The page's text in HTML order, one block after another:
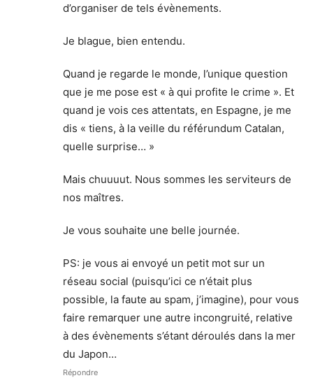
d’organiser de tels évènements.
Je blague, bien entendu.
Quand je regarde le monde, l’unique question
que je me pose est « à qui profite le crime ». Et
quand je vois ces attentats, en Espagne, je me
dis « tiens, à la veille du référundum Catalan,
quelle surprise… »
Mais chuuuut. Nous sommes les serviteurs de
nos maîtres.
Je vous souhaite une belle journée.
PS: je vous ai envoyé un petit mot sur un
réseau social (puisqu’ici ce n’était plus
possible, la faute au spam, j’imagine), pour vous
faire remarquer une autre incongruité, relative
à des évènements s’étant déroulés dans la mer
du Japon…
Répondre